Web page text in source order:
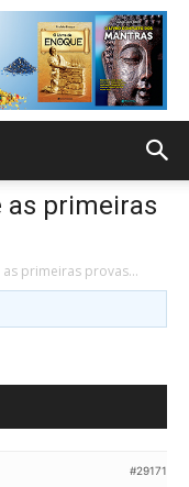
as primeiras
primeiras provas…
#29171